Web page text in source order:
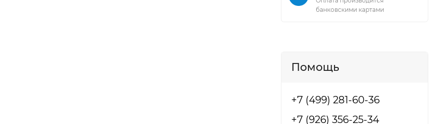
банковскими картами
Помощь
+7 (499) 281-60-36
+7 (926) 356-25-34